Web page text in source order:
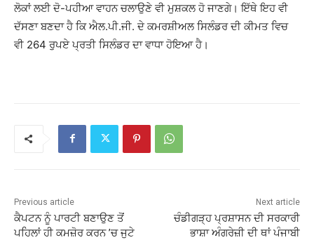
ਲੋਕਾਂ ਲਈ ਦੋ-ਪਹੀਆ ਵਾਹਨ ਚਲਾਉਣੇ ਵੀ ਮੁਸ਼ਕਲ ਹੋ ਜਾਣਗੇ। ਇੱਥੇ ਇਹ ਵੀ
ਦੱਸਣਾ ਬਣਦਾ ਹੈ ਕਿ ਐਲ.ਪੀ.ਜੀ. ਦੇ ਕਮਰਸ਼ੀਅਲ ਸਿਲੰਡਰ ਦੀ ਕੀਮਤ ਵਿਚ
ਵੀ 264 ਰੁਪਏ ਪ੍ਰਤੀ ਸਿਲੰਡਰ ਦਾ ਵਾਧਾ ਹੋਇਆ ਹੈ।
Previous article
ਕੈਪਟਨ ਨੂੰ ਪਾਰਟੀ ਬਣਾਉਣ ਤੋਂ
ਪਹਿਲਾਂ ਹੀ ਕਮਜ਼ੋਰ ਕਰਨ ’ਚ ਜੁਟੇ
Next article
ਚੰਡੀਗੜ੍ਹ ਪ੍ਰਸ਼ਾਸਨ ਦੀ ਸਰਕਾਰੀ
ਭਾਸ਼ਾ ਅੰਗਰੇਜ਼ੀ ਦੀ ਥਾਂ ਪੰਜਾਬੀ